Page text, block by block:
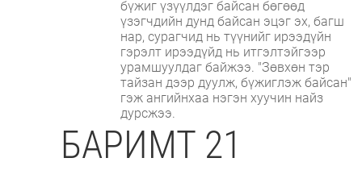
бүжиг үзүүлдэг байсан бөгөөд
үзэгчдийн дунд байсан эцэг эх, багш
нар, сурагчид нь түүнийг ирээдүйн
гэрэлт ирээдүйд нь итгэлтэйгээр
урамшуулдаг байжээ. "Зөвхөн тэр
тайзан дээр дуулж, бүжиглэж байсан"
гэж ангийнхаа нэгэн хуучин найз
дурсжээ.
БАРИМТ 21